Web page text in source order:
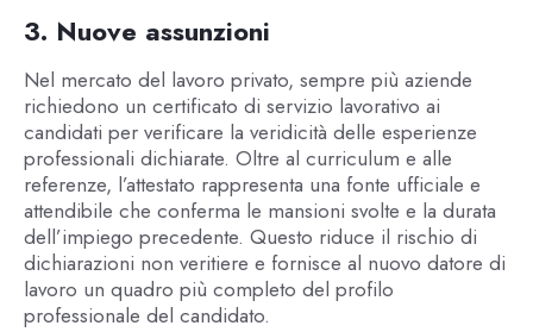
3. Nuove assunzioni
Nel mercato del lavoro privato, sempre più aziende
richiedono un certificato di servizio lavorativo ai
candidati per verificare la veridicità delle esperienze
professionali dichiarate. Oltre al curriculum e alle
referenze, l’attestato rappresenta una fonte ufficiale e
attendibile che conferma le mansioni svolte e la durata
dell’impiego precedente. Questo riduce il rischio di
dichiarazioni non veritiere e fornisce al nuovo datore di
lavoro un quadro più completo del profilo
professionale del candidato.